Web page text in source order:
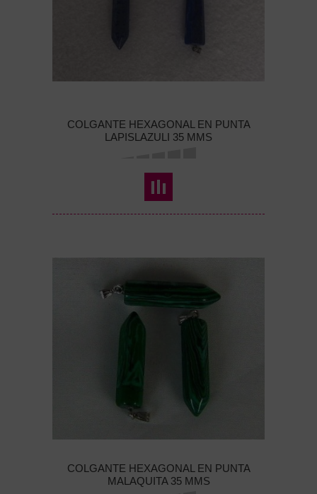
COLGANTE HEXAGONAL EN PUNTA
LAPISLAZULI 35 MMS
COLGANTE HEXAGONAL EN PUNTA
MALAQUITA 35 MMS